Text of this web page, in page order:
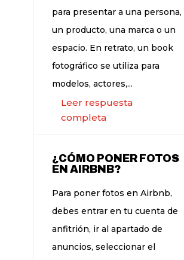
para presentar a una persona,
un producto, una marca o un
espacio. En retrato, un book
fotográfico se utiliza para
modelos, actores,...
Leer respuesta
completa
¿CÓMO PONER FOTOS
EN AIRBNB?
Para poner fotos en Airbnb,
debes entrar en tu cuenta de
anfitrión, ir al apartado de
anuncios, seleccionar el